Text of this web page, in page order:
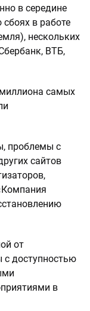
в середине
в работе
нескольких
ВТБ,
самых
проблемы с
сайтов
от
с доступностью
в